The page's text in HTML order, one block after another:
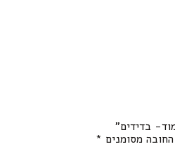
בדידים”
מסומנים *